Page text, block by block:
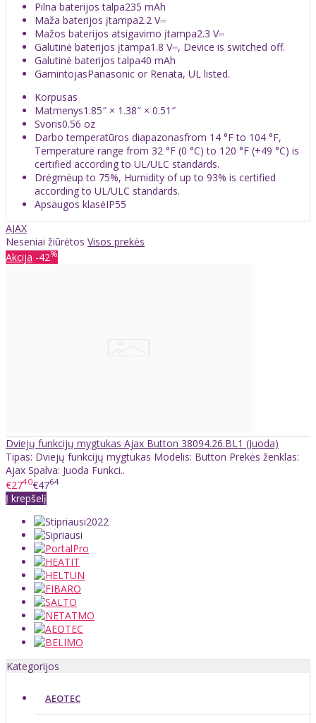
Pilna baterijos talpa235 mAh
Maža baterijos įtampa2.2 V⎓
Mažos baterijos atsigavimo įtampa2.3 V⎓
Galutinė baterijos įtampa1.8 V⎓, Device is switched off.
Galutinė baterijos talpa40 mAh
GamintojasPanasonic or Renata, UL listed.
Korpusas
Matmenys1.85″ × 1.38″ × 0.51″
Svoris0.56 oz
Darbo temperatūros diapazonasfrom 14 °F to 104 °F,
Temperature range from 32 °F (0 °C) to 120 °F (+49 °C) is
certified according to UL/ULC standards.
Drėgmėup to 75%, Humidity of up to 93% is certified
according to UL/ULC standards.
Apsaugos klasėIP55
AJAX
Neseniai žiūrėtos Visos prekės
Akcija -42%
Dviejų funkcijų mygtukas Ajax Button 38094.26.BL1 (Juoda)
Tipas: Dviejų funkcijų mygtukas Modelis: Button Prekės ženklas:
Ajax Spalva: Juoda Funkci..
€2740€4764
Į krepšelį
Kategorijos
AEOTEC